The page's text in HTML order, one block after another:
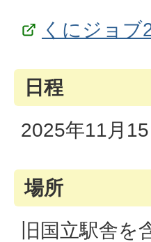
くにジョブ
日程
2025年11月
場所
旧国立駅舎を